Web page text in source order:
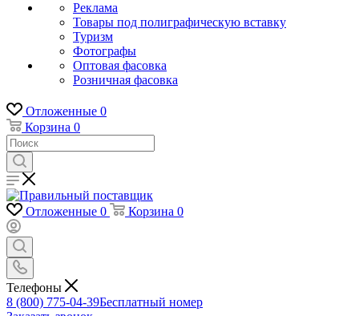
Реклама
Товары под полиграфическую вставку
Туризм
Фотографы
Оптовая фасовка
Розничная фасовка
Отложенные 0
Корзина 0
Отложенные 0 Корзина 0
Телефоны
8 (800) 775-04-39Бесплатный номер